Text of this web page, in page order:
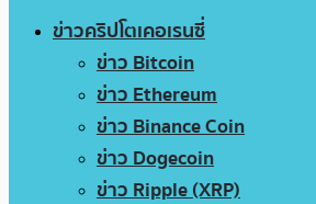
ข่าวคริปโตเคอเรนซี่
ข่าว Bitcoin
ข่าว Ethereum
ข่าว Binance Coin
ข่าว Dogecoin
ข่าว Ripple (XRP)